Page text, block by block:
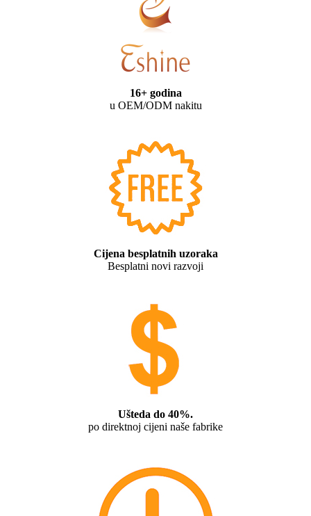
16+ godina
u OEM/ODM nakitu
Cijena besplatnih uzoraka
Besplatni novi razvoji
Ušteda do 40%.
po direktnoj cijeni naše fabrike